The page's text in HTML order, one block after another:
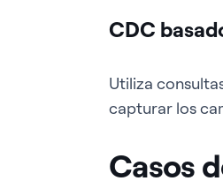
CDC
Utiliza
capturar los
Casos